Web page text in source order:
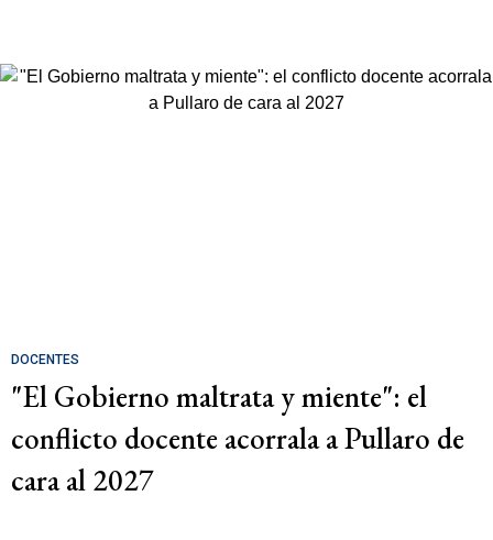
DOCENTES
"El Gobierno maltrata y miente": el
conflicto docente acorrala a Pullaro de
cara al 2027